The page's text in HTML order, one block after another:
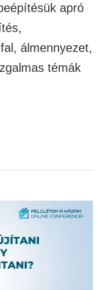
apró
álmennyezet,
témák